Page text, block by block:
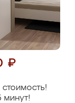
₽
минут!